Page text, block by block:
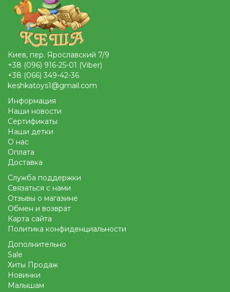
Киев, пер. Ярославский 7/9
+38 (096) 916-25-01 (Viber)
+38 (066) 349-42-36
keshkatoys1@gmail.com
Информация
Наши новости
Сертификаты
Наши детки
О нас
Оплата
Доставка
Служба поддержки
Связаться с нами
Отзывы о магазине
Обмен и возврат
Карта сайта
Политика конфиденциальности
Дополнительно
Sale
Хиты Продаж
Новинки
Малышам